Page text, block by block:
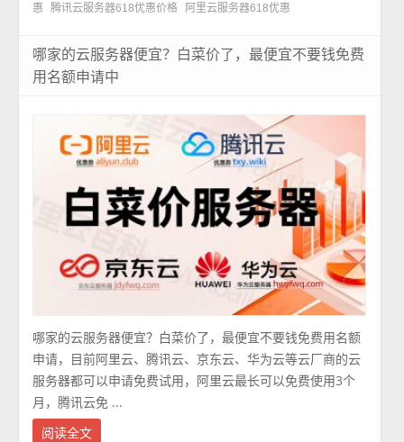
惠
腾讯云服务器618优惠价格 阿里云服务器618优惠
哪家的云服务器便宜？白菜价了，最便宜不要钱免费
用名额申请中
哪家的云服务器便宜？白菜价了，最便宜不要钱免费用名额
申请，目前阿里云、腾讯云、京东云、华为云等云厂商的云
服务器都可以申请免费试用，阿里云最长可以免费使用3个
月，腾讯云免 ...
阅读全文